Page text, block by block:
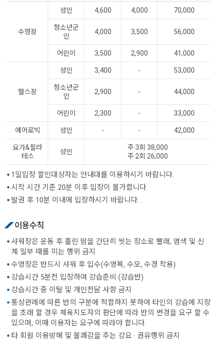
수영장
성인 4,600 4,000 70,000
청소년군
인
4,000 3,500 56,000
어린이 3,500 2,900 41,000
헬스장
성인 3,400 - 53,000
청소년군
인
2,900 - 44,000
어린이 2,300 - 33,000
에어로빅 성인 - - 42,000
요가&필라
테스
성인
주 3회 38,000
주 2회 26,000
1일입장 할인대상자는 안내대를 이용하시기 바랍니다.
시작 시간 기준 20분 이후 입장이 불가합니다.
발권 후 10분 이내에 입장하시기 바랍니다.
이용수칙
샤워장은 운동 후 흘린 땀을 간단히 씻는 장소로 빨래, 염색 및 신
체 일부 때를 미는 행위 금지
수영장은 반드시 샤워 후 입수(수영복, 수모, 수경 착용)
강습시간 5분전 입장하여 강습준비 (강습반)
강습시간 중 이탈 및 개인전달 사항 금지
통상관례에 따른 반의 구분에 적합하지 못하여 타인의 강습에 지장
을 초래 할 경우 체육지도자의 판단에 따라 반의 변경을 요구 할 수
있으며, 이때 이용자는 요구에 따라야 합니다.
타 회원 이용방해 및 불쾌감을 주는 강요 · 권유행위 금지